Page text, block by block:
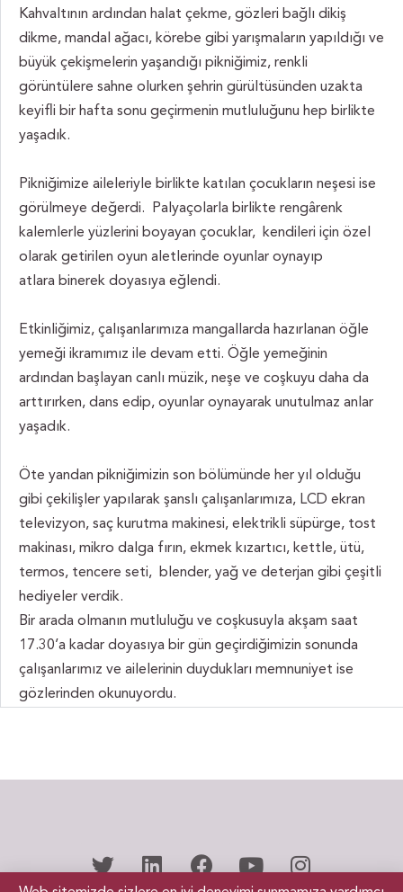
Kahvaltının ardından halat çekme, gözleri bağlı dikiş
dikme, mandal ağacı, körebe gibi yarışmaların yapıldığı ve
büyük çekişmelerin yaşandığı pikniğimiz, renkli
görüntülere sahne olurken şehrin gürültüsünden uzakta
keyifli bir hafta sonu geçirmenin mutluluğunu hep birlikte
yaşadık.
Pikniğimize aileleriyle birlikte katılan çocukların neşesi ise
görülmeye değerdi. Palyaçolarla birlikte rengârenk
kalemlerle yüzlerini boyayan çocuklar, kendileri için özel
olarak getirilen oyun aletlerinde oyunlar oynayıp
atlara binerek doyasıya eğlendi.
Etkinliğimiz, çalışanlarımıza mangallarda hazırlanan öğle
yemeği ikramımız ile devam etti. Öğle yemeğinin
ardından başlayan canlı müzik, neşe ve coşkuyu daha da
arttırırken, dans edip, oyunlar oynayarak unutulmaz anlar
yaşadık.
Öte yandan pikniğimizin son bölümünde her yıl olduğu
gibi çekilişler yapılarak şanslı çalışanlarımıza, LCD ekran
televizyon, saç kurutma makinesi, elektrikli süpürge, tost
makinası, mikro dalga fırın, ekmek kızartıcı, kettle, ütü,
termos, tencere seti, blender, yağ ve deterjan gibi çeşitli
hediyeler verdik.
Bir arada olmanın mutluluğu ve coşkusuyla akşam saat
17.30’a kadar doyasıya bir gün geçirdiğimizin sonunda
çalışanlarımız ve ailelerinin duydukları memnuniyet ise
gözlerinden okunuyordu.